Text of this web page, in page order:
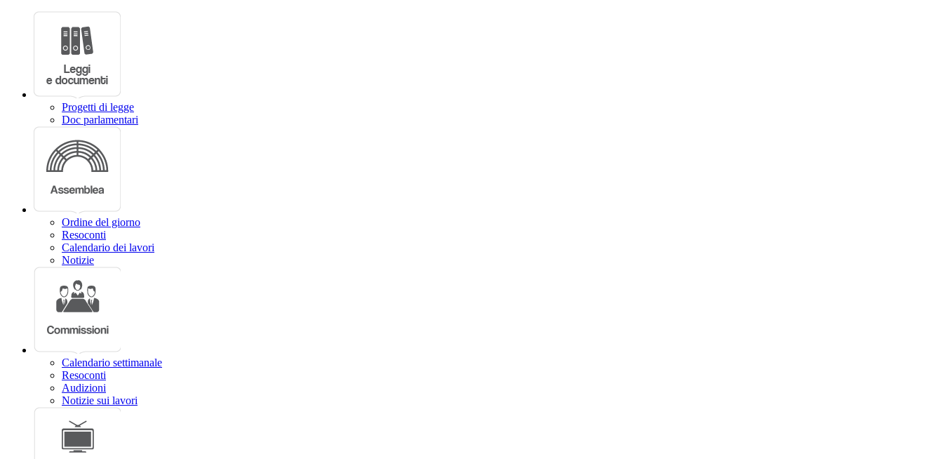
Progetti di legge
Doc parlamentari
Ordine del giorno
Resoconti
Calendario dei lavori
Notizie
Calendario settimanale
Resoconti
Audizioni
Notizie sui lavori